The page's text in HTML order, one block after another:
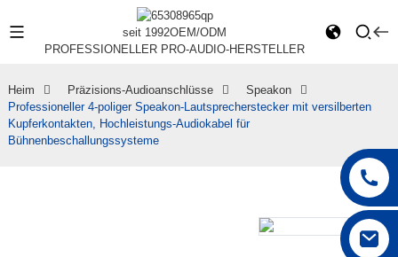
seit 1992OEM/ODM
PROFESSIONELLER PRO-AUDIO-HERSTELLER
Heim Präzisions-Audioanschlüsse
Speakon
Professioneller 4-poliger Speakon-Lautsprecherstecker mit versilberten
Kupferkontakten, Hochleistungs-Audiokabel für
Bühnenbeschallungssysteme